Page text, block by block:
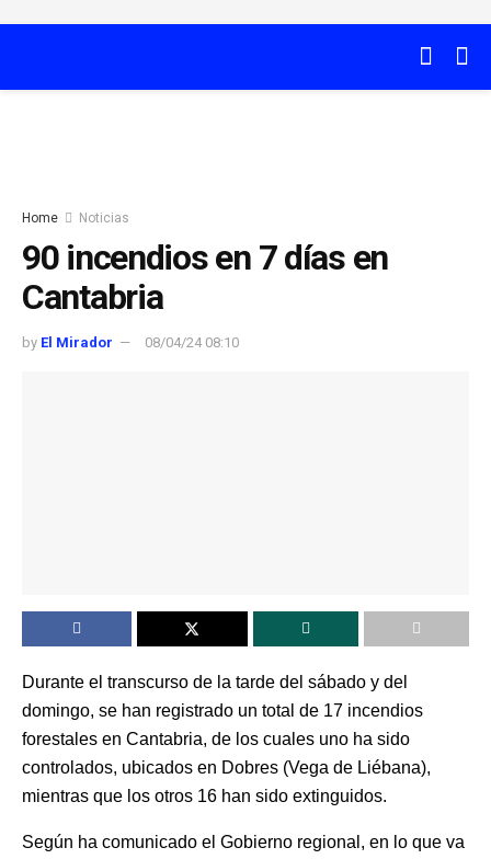
Home Noticias
90 incendios en 7 días en
Cantabria
by El Mirador 08/04/24 08:10
Durante el transcurso de la tarde del sábado y del
domingo, se han registrado un total de 17 incendios
forestales en Cantabria, de los cuales uno ha sido
controlados, ubicados en Dobres (Vega de Liébana),
mientras que los otros 16 han sido extinguidos.
Según ha comunicado el Gobierno regional, en lo que va